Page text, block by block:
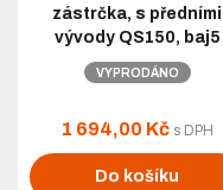
zástrčka, s předními
vývody QS150, baj5
VYPRODÁNO
1 694,00 Kč s DPH
Do košíku